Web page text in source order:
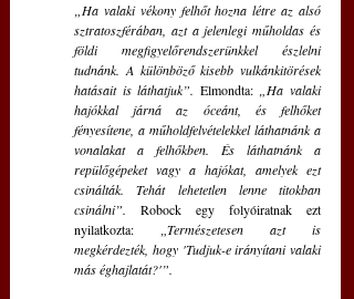
„Ha valaki vékony felhőt hozna létre az alsó
sztratoszférában, azt a jelenlegi műholdas és
földi megfigyelőrendszerünkkel észlelni
tudnánk. A különböző kisebb vulkánkitörések
hatásait is láthatjuk”. Elmondta: „Ha valaki
hajókkal járná az óceánt, és felhőket
fényesítene, a műholdfelvételekkel láthatnánk a
vonalakat a felhőkben. És láthatnánk a
repülőgépeket vagy a hajókat, amelyek ezt
csinálták. Tehát lehetetlen lenne titokban
csinálni”. Robock egy folyóiratnak ezt
nyilatkozta: „Természetesen azt is
megkérdezték, hogy 'Tudjuk-e irányítani valaki
más éghajlatát?'”.